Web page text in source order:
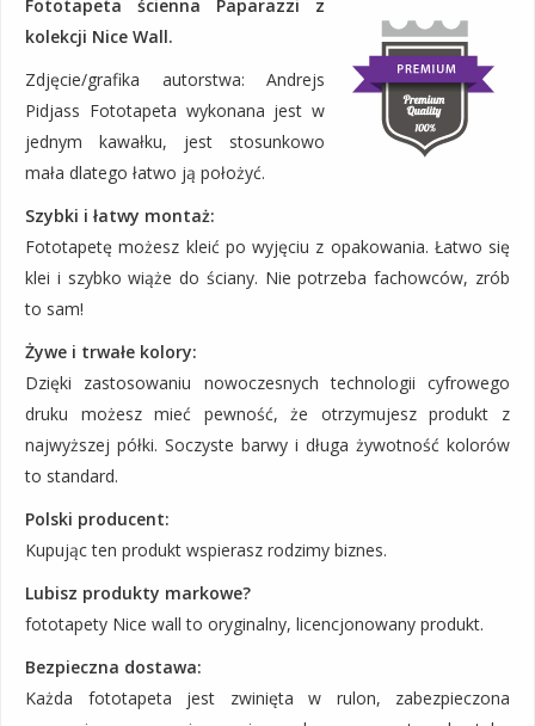
Fototapeta ścienna Paparazzi z
kolekcji Nice Wall.
Zdjęcie/grafika autorstwa: Andrejs
Pidjass Fototapeta wykonana jest w
jednym kawałku, jest stosunkowo
mała dlatego łatwo ją położyć.
Szybki i łatwy montaż:
Fototapetę możesz kleić po wyjęciu z opakowania. Łatwo się
klei i szybko wiąże do ściany. Nie potrzeba fachowców, zrób
to sam!
Żywe i trwałe kolory:
Dzięki zastosowaniu nowoczesnych technologii cyfrowego
druku możesz mieć pewność, że otrzymujesz produkt z
najwyższej półki. Soczyste barwy i długa żywotność kolorów
to standard.
Polski producent:
Kupując ten produkt wspierasz rodzimy biznes.
Lubisz produkty markowe?
fototapety Nice wall to oryginalny, licencjonowany produkt.
Bezpieczna dostawa:
Każda fototapeta jest zwinięta w rulon, zabezpieczona